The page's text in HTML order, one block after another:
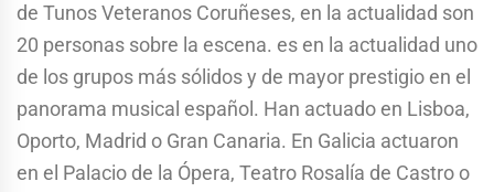
de Tunos Veteranos Coruñeses, en la actualidad son
20 personas sobre la escena. es en la actualidad uno
de los grupos más sólidos y de mayor prestigio en el
panorama musical español. Han actuado en Lisboa,
Oporto, Madrid o Gran Canaria. En Galicia actuaron
en el Palacio de la Ópera, Teatro Rosalía de Castro o